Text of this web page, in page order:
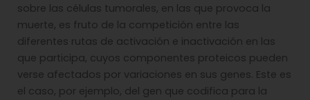
sobre las células tumorales, en las que provoca la
muerte, es fruto de la competición entre las
diferentes rutas de activación e inactivación en las
que participa, cuyos componentes proteicos pueden
verse afectados por variaciones en sus genes. Este es
el caso, por ejemplo, del gen que codifica para la